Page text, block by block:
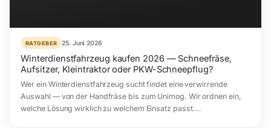
RATGEBER 25. Juni 2026
Winterdienstfahrzeug kaufen 2026 — Schneefräse,
Aufsitzer, Kleintraktor oder PKW-Schneepflug?
Wer ein Winterdienstfahrzeug sucht findet eine verwirrende
Auswahl — von der Handfräse bis zum Unimog. Wir ordnen ein,
welche Lösung wirklich zu welchem Einsatz passt.…